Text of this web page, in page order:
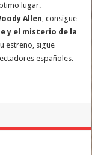
lugar.
Allen, consigue
y el misterio de la
estreno, sigue
españoles.